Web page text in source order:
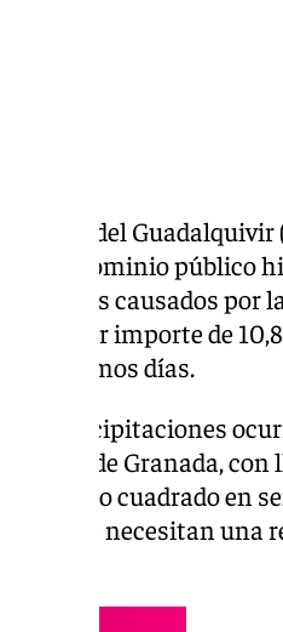
del Guadalquivir
del dominio público
los daños causados por
por importe de
próximos días.
precipitaciones
de Granada,
metro cuadrado en
que necesitan